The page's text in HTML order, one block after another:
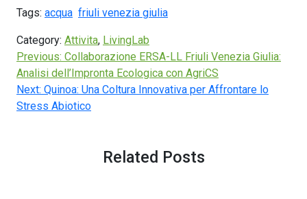
Tags: acqua friuli venezia giulia
Category: Attivita, LivingLab
Previous: Collaborazione ERSA-LL Friuli Venezia Giulia:
Analisi dell’Impronta Ecologica con AgriCS
Next: Quinoa: Una Coltura Innovativa per Affrontare lo
Stress Abiotico
Related Posts